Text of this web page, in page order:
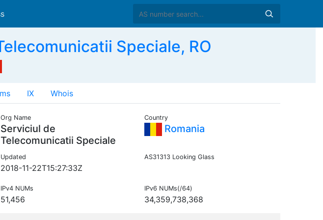
Speciale, RO
IX Whois
Org Name
Serviciul de
Telecomunicatii Speciale
Country
Romania
Updated
2018-11-22T15:27:33Z
AS31313 Looking Glass
IPv4 NUMs
51,456
IPv6 NUMs(/64)
34,359,738,368